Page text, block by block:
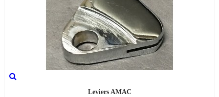
Leviers AMAC